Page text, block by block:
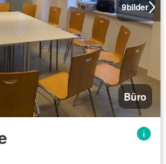
9bilder
Büro